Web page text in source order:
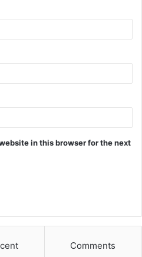
in this browser for the next
Comments